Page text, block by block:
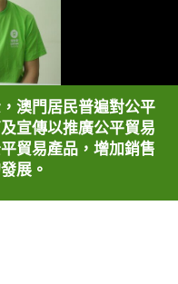
澳門居民普遍對公平
宣傳以推廣公平貿易
貿易產品，增加銷售
展。